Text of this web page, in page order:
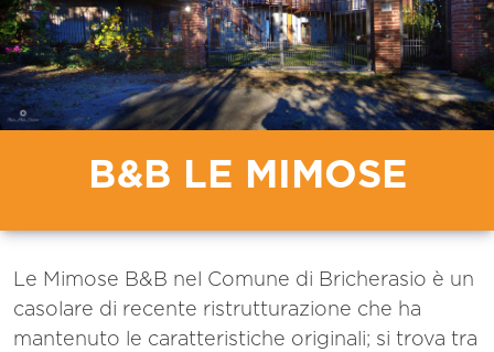
B&B LE MIMOSE
Le Mimose B&B nel Comune di Bricherasio è un
casolare di recente ristrutturazione che ha
mantenuto le caratteristiche originali; si trova tra